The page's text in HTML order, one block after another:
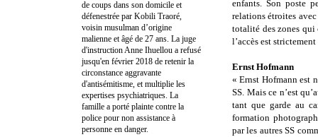
enfants. Son poste
relations étroites
totalité des zones
l’accès est
Ernst Hofmann
« Ernst Hofmann est
SS. Mais ce n’est
tant que garde au
formation
par les autres SS
de coups dans son domicile et
défenestrée par Kobili Traoré,
voisin musulman d’origine
malienne et âgé de 27 ans. La juge
d'instruction Anne Ihuellou a refusé
jusqu'en février 2018 de retenir la
circonstance aggravante
d'antisémitisme, et multiplie les
expertises psychiatriques. La
famille a porté plainte contre la
police pour non assistance à
personne en danger.